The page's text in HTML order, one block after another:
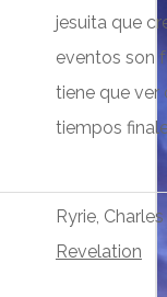
jesuita que
eventos son
tiene que ver
tiempos
Ryrie,
Revelation